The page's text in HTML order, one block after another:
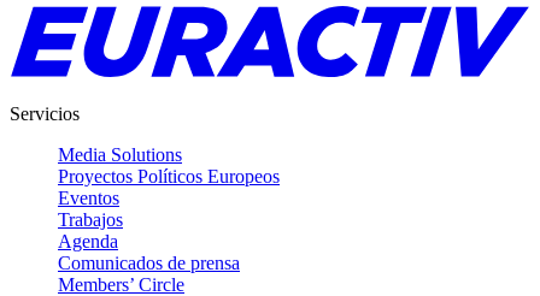
Servicios
Media Solutions
Proyectos Políticos Europeos
Eventos
Trabajos
Agenda
Comunicados de prensa
Members’ Circle